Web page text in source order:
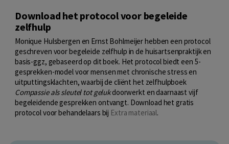
Download het protocol voor begeleide
zelfhulp
Monique Hulsbergen en Ernst Bohlmeijerhebben een protocol
geschreven voor begeleide zelfhulp in de huisartsenpraktijk en
basis-ggz, gebaseerd op dit boek. Het protocol biedt een 5-
gesprekken-model voor mensen met chronische stress en
uitputtingsklachten, waarbij de cliënt het zelfhulpboek
Compassie als sleutel tot gelukdoorwerkt en daarnaast vijf
begeleidende gesprekken ontvangt. Download het gratis
protocol voor behandelaars bij Extra materiaal.